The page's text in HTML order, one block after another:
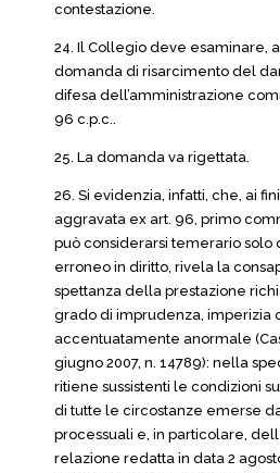
contestazione.
24. Il Collegio deve esaminare,
domanda di risarcimento del
difesa dell’amministrazione
96 c.p.c..
25. La domanda va rigettata.
26. Si evidenzia, infatti, che, ai
aggravata ex art. 96, primo
può considerarsi temerario solo
erroneo in diritto, rivela la
spettanza della prestazione
grado di imprudenza, imperizia
accentuatamente anormale
giugno 2007, n. 14789): nella
ritiene sussistenti le condizioni
di tutte le circostanze emerse
processuali e, in particolare,
relazione redatta in data 2